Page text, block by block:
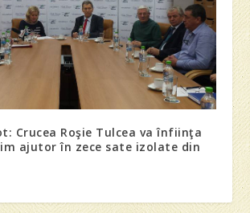
Crucea Roşie Tulcea va înfiinţa
ajutor în zece sate izolate din